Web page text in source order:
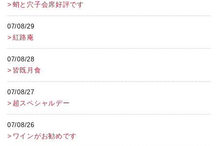
蛸と穴子会席好評です
07/08/29
紅路庵
07/08/28
皆既月食
07/08/27
超スペシャルデー
07/08/26
ワインがお勧めです